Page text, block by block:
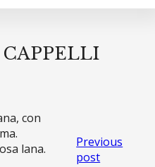
con
lana.
Previous
post